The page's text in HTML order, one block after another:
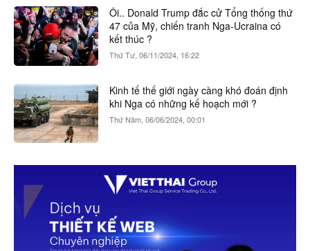
Ôi.. Donald Trump đắc cử Tổng thống thứ
47 của Mỹ, chiến tranh Nga-Ucraina có
kết thúc ?
Thứ Tư, 06/11/2024, 16:22
Kinh tế thế giới ngày càng khó đoán định
khi Nga có những kế hoạch mới ?
Thứ Năm, 06/06/2024, 00:01